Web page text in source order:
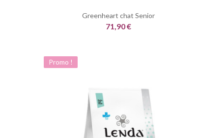
Greenheart chat Senior
71,90 €
Promo !